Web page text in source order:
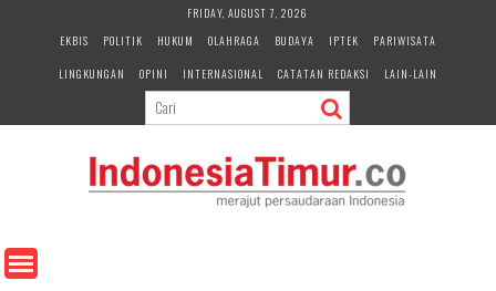
e
n
FRIDAY, AUGUST 7, 2026
EKBIS
POLITIK HUKUM OLAHRAGA BUDAYA IPTEK
PARIWISATA
LINGKUNGAN
OPINI INTERNASIONAL CATATAN REDAKSI LAIN-LAIN